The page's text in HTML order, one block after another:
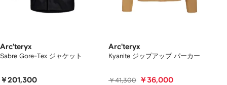
Arc'teryx
Sabre Gore-Tex ジャケット
￥201,300
Arc'teryx
Kyanite ジップアップ パーカー
￥41,300 ￥36,000